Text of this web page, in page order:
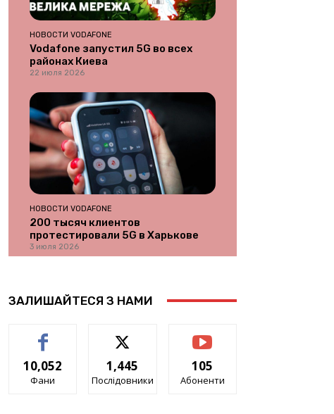
НОВОСТИ VODAFONE
Vodafone запустил 5G во всех
районах Киева
22 июля 2026
НОВОСТИ VODAFONE
200 тысяч клиентов
протестировали 5G в Харькове
3 июля 2026
ЗАЛИШАЙТЕСЯ З НАМИ
10,052
Фани
1,445
Послідовники
105
Абоненти